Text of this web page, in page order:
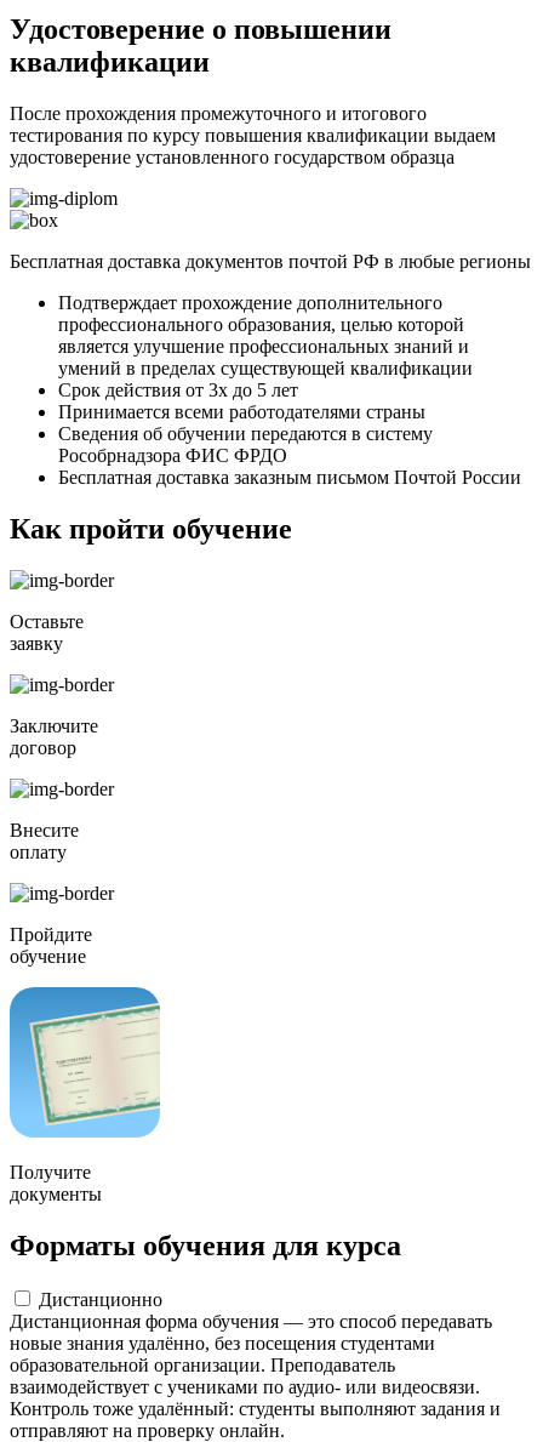
Удостоверение о повышении
квалификации
После прохождения промежуточного и итогового
тестирования по курсу повышения квалификации выдаем
удостоверение установленного государством образца
Бесплатная доставка документов почтой РФ в любые регионы
Подтверждает прохождение дополнительного
профессионального образования, целью которой
является улучшение профессиональных знаний и
умений в пределах существующей квалификации
Срок действия от 3х до 5 лет
Принимается всеми работодателями страны
Сведения об обучении передаются в систему
Рособрнадзора ФИС ФРДО
Бесплатная доставка заказным письмом Почтой России
Как пройти обучение
Оставьте
заявку
Заключите
договор
Внесите
оплату
Пройдите
обучение
Получите
документы
Форматы обучения для курса
Дистанционно
Дистанционная форма обучения — это способ передавать
новые знания удалённо, без посещения студентами
образовательной организации. Преподаватель
взаимодействует с учениками по аудио- или видеосвязи.
Контроль тоже удалённый: студенты выполняют задания и
отправляют на проверку онлайн.